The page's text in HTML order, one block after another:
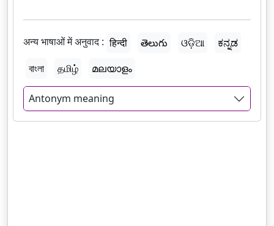
अन्य भाषाओं में अनुवाद : हिन्दी తెలుగు ଓଡ଼ିଆ
ಕನ್ನಡ
বাংলা
தமிழ் മലയാളം
Antonym meaning